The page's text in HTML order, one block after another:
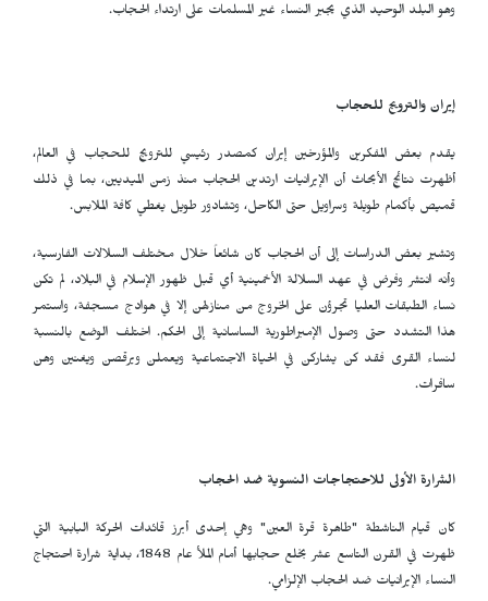
وهو البلد الوحيد الذي يجبر النساء غير المسلمات على ارتداء الحجاب.
إيران والترويج للحجاب
يقدم بعض المفكرين والمؤرخين إيران كمصدر رئيسي للترويج للحجاب في العالم،
أظهرت نتائج الأبحاث أن الإيرانيات ارتدين الحجاب منذ زمن الميديين، بما في ذلك
قميص بأكمام طويلة وسراويل حتى الكاحل، وتشادور طويل يغطي كافة الملابس.
وتشير بعض الدراسات إلى أن الحجاب كان شائعاً خلال مختلف السلالات الفارسية،
وأنه انتشر وفرض في عهد السلالة الأخمينية أي قبل ظهور الإسلام في البلاد، لم تكن
نساء الطبقات العليا تجرؤن على الخروج من منازلهن إلا في هوادج مسجفة، واستمر
هذا التشدد حتى وصول الإمبراطورية الساسانية إلى الحكم. اختلف الوضع بالنسبة
لنساء القرى فقد كن يشاركن في الحياة الاجتماعية ويعملن ويرقصن ويغنين وهن
سافرات.
الشرارة الأولى للاحتجاجات النسوية ضد الحجاب
كان قيام الناشطة "طاهرة قرة العين" وهي إحدى أبرز قائدات الحركة البابية التي
ظهرت في القرن التاسع عشر بخلع حجابها أمام الملأ عام 1848، بداية شرارة احتجاج
النساء الإيرانيات ضد الحجاب الإلزامي.